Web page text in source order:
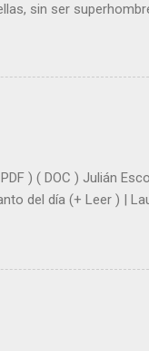
sin ser
acompañados y
que al menos mis
- ¿Superas tu
) ( DOC ) Julián
del día (+ Leer ) |